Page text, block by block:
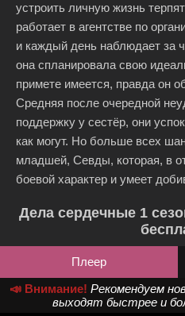
устроить личную жизнь
работает в агентстве по
и каждый день наблюдает за
она спланировала свою
примете имеется, правда он
Средняя после очередной
поддержку у сестёр, они
как могут. Но больше всех
младшей, Севды, которая, в
боевой характер и умеет
Дела сердечные 1
Плеер
📣 Внимание! Рекомендуем
выходят быстрее и